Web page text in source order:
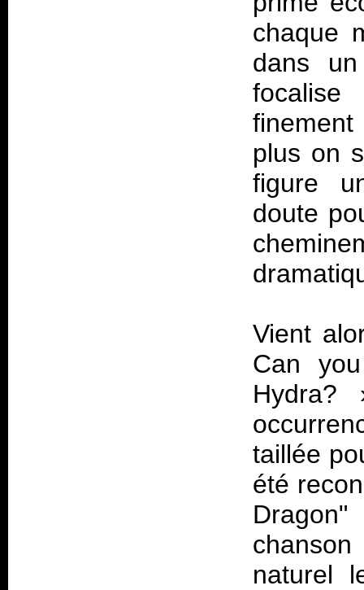
chaque
dans
focalise
plus on
figure
doute
Vient
Can
Hydra?
taillée
été
naturel